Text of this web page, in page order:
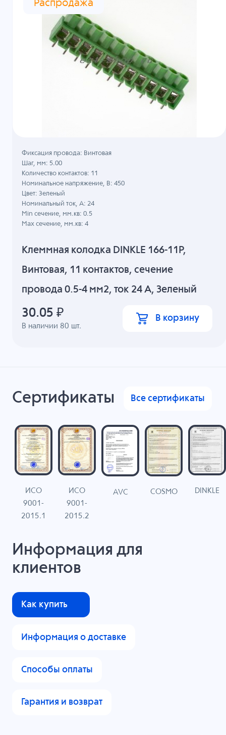
Распродажа
Клеммная колодка DINKLE 166-11P,
Винтовая, 11 контактов, сечение
провода 0.5-4 мм2, ток 24 A, Зеленый
В наличии 80 шт.
Фиксация провода: Винтовая
Шаг, мм: 5.00
Количество контактов: 11
Номинальное напряжение, B: 450
Цвет: Зеленый
Номинальный ток, А: 24
Min сечение, мм.кв: 0.5
Max сечение, мм.кв: 4
30.05 ₽ В корзину
Сертификаты Все сертификаты
ИСО
9001-
2015.1
ИСО
9001-
2015.2
AVC COSMO DINKLE
Информация для
клиентов
Как купить
Информация о доставке
Способы оплаты
Гарантия и возврат